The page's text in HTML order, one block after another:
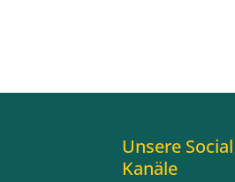
Unsere
Kanäle